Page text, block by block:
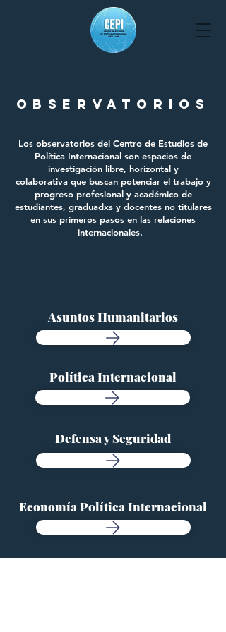
OBSERVATORIOS
Los observatorios del Centro de Estudios de
Política Internacional son espacios de
investigación libre, horizontal y
colaborativa que buscan potenciar el trabajo y
progreso profesional y académico de
estudiantes, graduadxs y docentes no titulares
en sus primeros pasos en las relaciones
internacionales.
Asuntos Humanitarios
Política Internacional
Defensa y Seguridad
Economía Política Internacional